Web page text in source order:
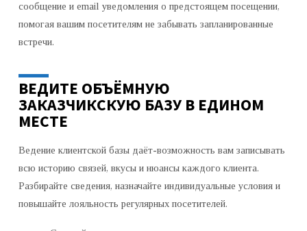
сообщение и email уведомления о предстоящем посещении,
помогая вашим посетителям не забывать запланированные
встречи.
ВЕДИТЕ ОБЪЁМНУЮ
ЗАКАЗЧИКСКУЮ БАЗУ В ЕДИНОМ
МЕСТЕ
Ведение клиентской базы даёт-возможность вам записывать
всю историю связей, вкусы и нюансы каждого клиента.
Разбирайте сведения, назначайте индивидуальные условия и
повышайте лояльность регулярных посетителей.